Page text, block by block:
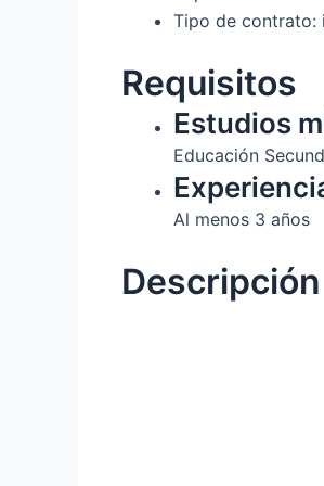
Tipo de contrato:
Requisitos
Estudios
Educación
Al menos 3 años
Descripción